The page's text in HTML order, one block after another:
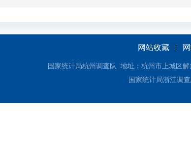
网站收藏
国家统计局杭州调查队 地址：杭州市上城区
国家统计局浙江调